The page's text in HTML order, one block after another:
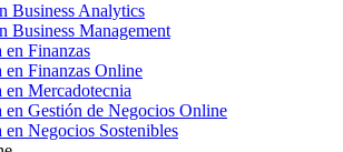
Business Analytics
Business Management
en Finanzas
en Finanzas Online
en Mercadotecnia
en Gestión de Negocios Online
en Negocios Sostenibles